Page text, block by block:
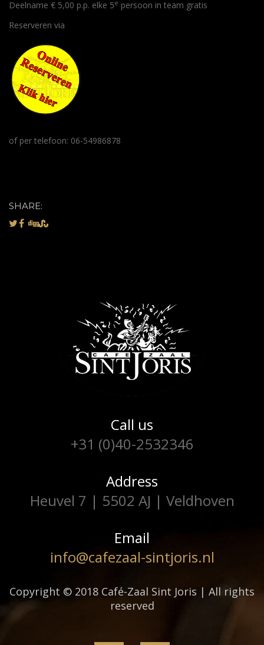
Deelname € 5,00 p.p. elke 5e persoon in team gratis
Reserveren via
of per telefoon: 06-54986878
SHARE:
Call us
+31 (0)40-2532346
Address
Heuvel 7 | 5502 AJ | Veldhoven
Email
info@cafezaal-sintjoris.nl
Copyright © 2018 Café-Zaal Sint Joris | All rights
reserved